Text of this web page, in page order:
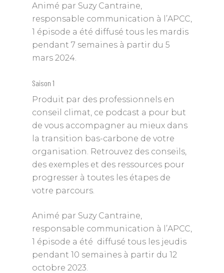
Animé par Suzy Cantraine,
responsable communication à l’APCC,
1 épisode a été diffusé tous les mardis
pendant 7 semaines à partir du 5
mars 2024.
Saison 1
Produit par des professionnels en
conseil climat, ce podcast a pour but
de vous accompagner au mieux dans
la transition bas-carbone de votre
organisation. Retrouvez des conseils,
des exemples et des ressources pour
progresser à toutes les étapes de
votre parcours.
Animé par Suzy Cantraine,
responsable communication à l’APCC,
1 épisode a été diffusé tous les jeudis
pendant 10 semaines à partir du 12
octobre 2023.